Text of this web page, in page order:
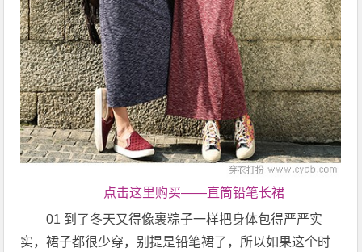
点击这里购买——直筒铅笔长裙
01 到了冬天又得像裹粽子一样把身体包得严严实
实，裙子都很少穿，别提是铅笔裙了，所以如果这个时